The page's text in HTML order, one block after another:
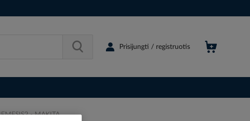
Prisijungti / registruotis
- MAKITA